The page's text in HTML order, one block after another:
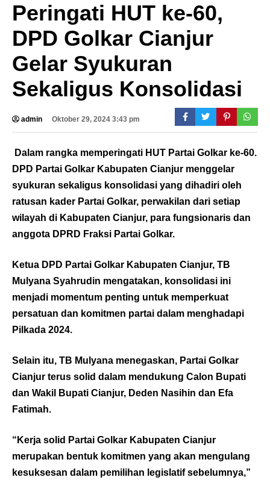
Peringati HUT ke-60,
DPD Golkar Cianjur
Gelar Syukuran
Sekaligus Konsolidasi
admin Oktober 29, 2024 3:43 pm
Dalam rangka memperingati HUT Partai Golkar ke-60.
DPD Partai Golkar Kabupaten Cianjur menggelar
syukuran sekaligus konsolidasi yang dihadiri oleh
ratusan kader Partai Golkar, perwakilan dari setiap
wilayah di Kabupaten Cianjur, para fungsionaris dan
anggota DPRD Fraksi Partai Golkar.
Ketua DPD Partai Golkar Kabupaten Cianjur, TB
Mulyana Syahrudin mengatakan, konsolidasi ini
menjadi momentum penting untuk memperkuat
persatuan dan komitmen partai dalam menghadapi
Pilkada 2024.
Selain itu, TB Mulyana menegaskan, Partai Golkar
Cianjur terus solid dalam mendukung Calon Bupati
dan Wakil Bupati Cianjur, Deden Nasihin dan Efa
Fatimah.
“Kerja solid Partai Golkar Kabupaten Cianjur
merupakan bentuk komitmen yang akan mengulang
kesuksesan dalam pemilihan legislatif sebelumnya,”